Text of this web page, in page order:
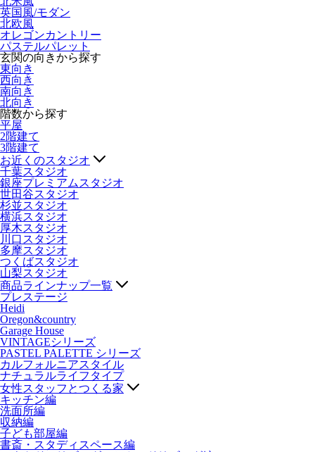
英国風/モダン
北欧風
オレゴンカントリー
パステルパレット
玄関の向きから探す
東向き
西向き
南向き
北向き
階数から探す
平屋
2階建て
3階建て
お近くのスタジオ
千葉スタジオ
銀座プレミアムスタジオ
世田谷スタジオ
杉並スタジオ
横浜スタジオ
厚木スタジオ
川口スタジオ
多摩スタジオ
つくばスタジオ
山梨スタジオ
商品ラインナップ一覧
プレステージ
Heidi
Oregon&country
Garage House
VINTAGEシリーズ
PASTEL PALETTE シリーズ
カルフォルニアスタイル
ナチュラルライフタイプ
女性スタッフとつくる家
キッチン編
洗面所編
収納編
子ども部屋編
書斎・スタディスペース編